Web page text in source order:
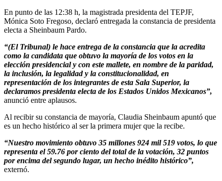
En punto de las 12:38 h, la magistrada presidenta del TEPJF,
Mónica Soto Fregoso, declaró entregada la constancia de presidenta
electa a Sheinbaum Pardo.
“(El Tribunal) le hace entrega de la constancia que la acredita
como la candidata que obtuvo la mayoría de los votos en la
elección presidencial y con este mallete, en nombre de la paridad,
la inclusión, la legalidad y la constitucionalidad, en
representación de los integrantes de esta Sala Superior, la
declaramos presidenta electa de los Estados Unidos Mexicanos”,
anunció entre aplausos.
Al recibir su constancia de mayoría, Claudia Sheinbaum apuntó que
es un hecho histórico al ser la primera mujer que la recibe.
“Nuestro movimiento obtuvo 35 millones 924 mil 519 votos, lo que
representa el 59.76 por ciento del total de la votación, 32 puntos
por encima del segundo lugar, un hecho inédito histórico”,
externó.